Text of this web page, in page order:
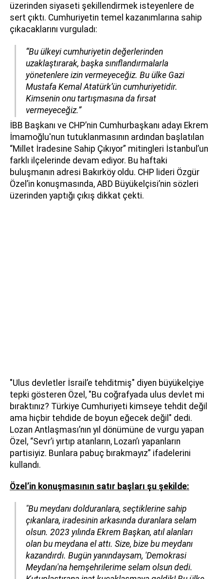
üzerinden siyaseti şekillendirmek isteyenlere de
sert çıktı. Cumhuriyetin temel kazanımlarına sahip
çıkacaklarını vurguladı:
“Bu ülkeyi cumhuriyetin değerlerinden
uzaklaştırarak, başka sınıflandırmalarla
yönetenlere izin vermeyeceğiz. Bu ülke Gazi
Mustafa Kemal Atatürk’ün cumhuriyetidir.
Kimsenin onu tartışmasına da fırsat
vermeyeceğiz.”
İBB Başkanı ve CHP’nin Cumhurbaşkanı adayı Ekrem
İmamoğlu'nun tutuklanmasının ardından başlatılan
“Millet İradesine Sahip Çıkıyor” mitingleri İstanbul’un
farklı ilçelerinde devam ediyor. Bu haftaki
buluşmanın adresi Bakırköy oldu. CHP lideri Özgür
Özel’in konuşmasında, ABD Büyükelçisi’nin sözleri
üzerinden yaptığı çıkış dikkat çekti.
"Ulus devletler İsrail’e tehditmiş" diyen büyükelçiye
tepki gösteren Özel, "Bu coğrafyada ulus devlet mi
bıraktınız? Türkiye Cumhuriyeti kimseye tehdit değil
ama hiçbir tehdide de boyun eğecek değil" dedi.
Lozan Antlaşması’nın yıl dönümüne de vurgu yapan
Özel, “Sevr’i yırtıp atanların, Lozan’ı yapanların
partisiyiz. Bunlara pabuç bırakmayız” ifadelerini
kullandı.
Özel’in konuşmasının satır başları şu şekilde:
"Bu meydanı dolduranlara, seçtiklerine sahip
çıkanlara, iradesinin arkasında duranlara selam
olsun. 2023 yılında Ekrem Başkan, atıl alanları
olan bu meydana el attı. Size, bize bu meydanı
kazandırdı. Bugün yanındaysam, 'Demokrasi
Meydanı'na hemşehrilerime selam olsun dedi.